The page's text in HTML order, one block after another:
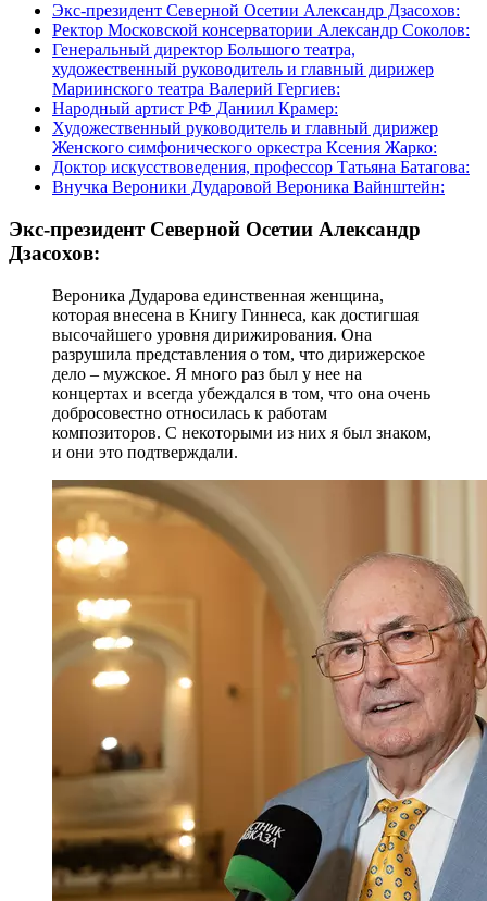
Экс-президент Северной Осетии Александр Дзасохов:
Ректор Московской консерватории Александр Соколов:
Генеральный директор Большого театра,
художественный руководитель и главный дирижер
Мариинского театра Валерий Гергиев:
Народный артист РФ Даниил Крамер:
Художественный руководитель и главный дирижер
Женского симфонического оркестра Ксения Жарко:
Доктор искусствоведения, профессор Татьяна Батагова:
Внучка Вероники Дударовой Вероника Вайнштейн:
Экс-президент Северной Осетии Александр
Дзасохов:
Вероника Дударова единственная женщина,
которая внесена в Книгу Гиннеса, как достигшая
высочайшего уровня дирижирования. Она
разрушила представления о том, что дирижерское
дело – мужское. Я много раз был у нее на
концертах и всегда убеждался в том, что она очень
добросовестно относилась к работам
композиторов. С некоторыми из них я был знаком,
и они это подтверждали.